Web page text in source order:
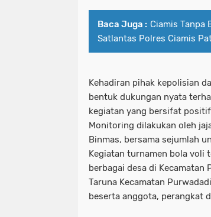
Baca Juga : Ciamis Tanpa
Satlantas Polres Ciamis
Kehadiran pihak kepolisian
bentuk dukungan nyata
kegiatan yang bersifat
Monitoring dilakukan oleh
Binmas, bersama sejumlah
Kegiatan turnamen bola
berbagai desa di Kecamatan
Taruna Kecamatan
beserta anggota, perangkat